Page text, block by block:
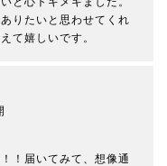
りたいと思わせてくれ
て嬉しいです。
！届いてみて、想像通